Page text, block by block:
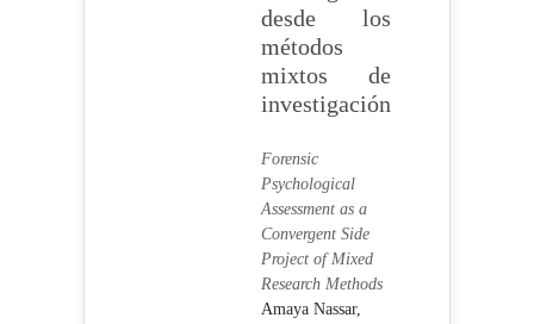
desde los
métodos
mixtos de
investigación
Forensic
Psychological
Assessment as a
Convergent Side
Project of Mixed
Research Methods
Amaya Nassar,